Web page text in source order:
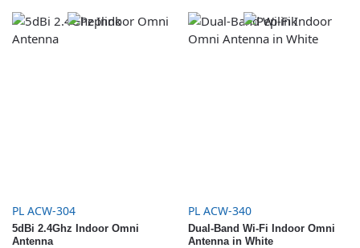
PL ACW-304
5dBi 2.4Ghz Indoor Omni
Antenna
PL ACW-340
Dual-Band Wi-Fi Indoor Omni
Antenna in White